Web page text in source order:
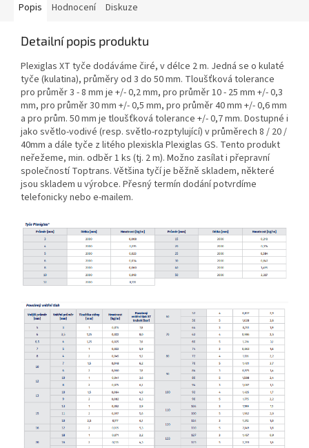
Popis Hodnocení Diskuze
Detailní popis produktu
Plexiglas XT tyče dodáváme čiré, v délce 2 m. Jedná se o kulaté
tyče (kulatina), průměry od 3 do 50 mm. Tloušťková tolerance
pro průměr 3 - 8 mm je +/- 0,2 mm, pro průměr 10 - 25 mm +/- 0,3
mm, pro průměr 30 mm +/- 0,5 mm, pro průměr 40 mm +/- 0,6 mm
a pro prům. 50 mm je tloušťková tolerance +/- 0,7 mm. Dostupné i
jako světlo-vodivé (resp. světlo-rozptylující) v průměrech 8 / 20 /
40mm a dále tyče z litého plexiskla Plexiglas GS. Tento produkt
neřežeme, min. odběr 1 ks (tj. 2 m). Možno zasílat i přepravní
společností Toptrans. Většina tyčí je běžně skladem, některé
jsou skladem u výrobce. Přesný termín dodání potvrdíme
telefonicky nebo e-mailem.